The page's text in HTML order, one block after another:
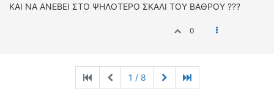
ΚΑΙ ΝΑ ΑΝΕΒΕΙ ΣΤΟ ΨΗΛΟΤΕΡΟ ΣΚΑΛΙ ΤΟΥ ΒΑΘΡΟΥ ???
0
1 / 8